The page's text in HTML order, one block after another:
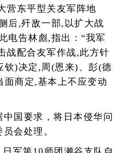
营东平型关友军阵地
后,歼敌一部,以扩大战
电告林彪,指出：“我军
战配合友军作战,此方针
钦)决定,周(恩来)、彭(德
商定,基本上不应变动
国要求，将日本侵华问
会处理。